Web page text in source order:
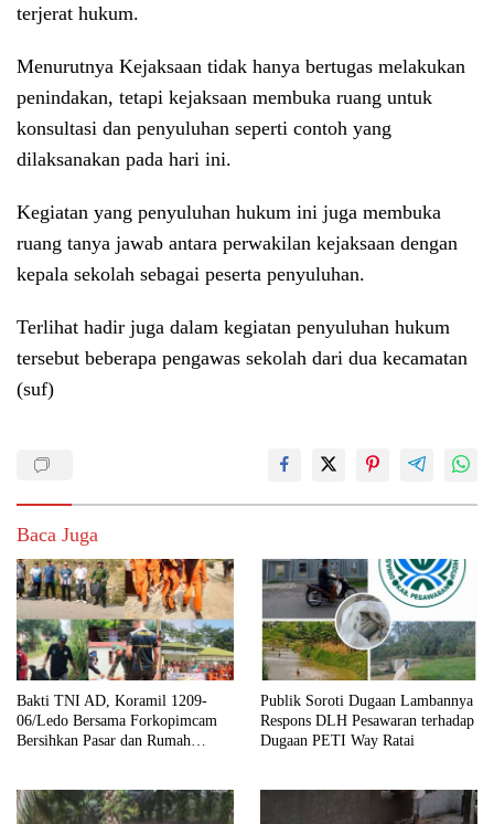
terjerat hukum.
Menurutnya Kejaksaan tidak hanya bertugas melakukan
penindakan, tetapi kejaksaan membuka ruang untuk
konsultasi dan penyuluhan seperti contoh yang
dilaksanakan pada hari ini.
Kegiatan yang penyuluhan hukum ini juga membuka
ruang tanya jawab antara perwakilan kejaksaan dengan
kepala sekolah sebagai peserta penyuluhan.
Terlihat hadir juga dalam kegiatan penyuluhan hukum
tersebut beberapa pengawas sekolah dari dua kecamatan
(suf)
Baca Juga
Bakti TNI AD, Koramil 1209-
06/Ledo Bersama Forkopimcam
Bersihkan Pasar dan Rumah
Publik Soroti Dugaan Lambannya
Respons DLH Pesawaran terhadap
Dugaan PETI Way Ratai